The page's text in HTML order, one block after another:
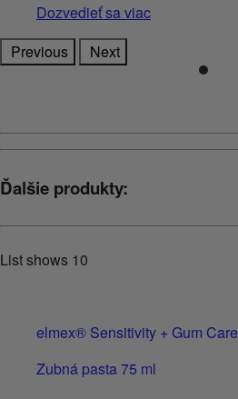
Dozvedieť sa viac
Previous
Next
Ďalšie produkty:
List shows 10
elmex® Sensitivity + Gum Care
Zubná pasta 75 ml